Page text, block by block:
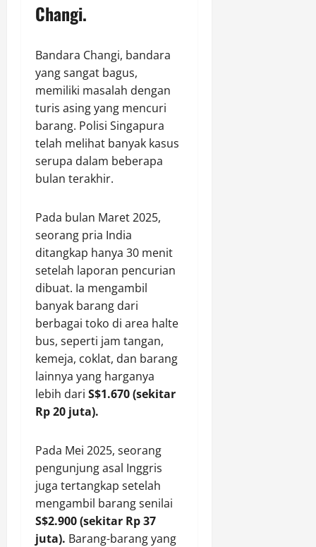
Changi.
Bandara Changi, bandara
yang sangat bagus,
memiliki masalah dengan
turis asing yang mencuri
barang. Polisi Singapura
telah melihat banyak kasus
serupa dalam beberapa
bulan terakhir.
Pada bulan Maret 2025,
seorang pria India
ditangkap hanya 30 menit
setelah laporan pencurian
dibuat. Ia mengambil
banyak barang dari
berbagai toko di area halte
bus, seperti jam tangan,
kemeja, coklat, dan barang
lainnya yang harganya
lebih dari S$1.670 (sekitar
Rp 20 juta).
Pada Mei 2025, seorang
pengunjung asal Inggris
juga tertangkap setelah
mengambil barang senilai
S$2.900 (sekitar Rp 37
juta). Barang-barang yang